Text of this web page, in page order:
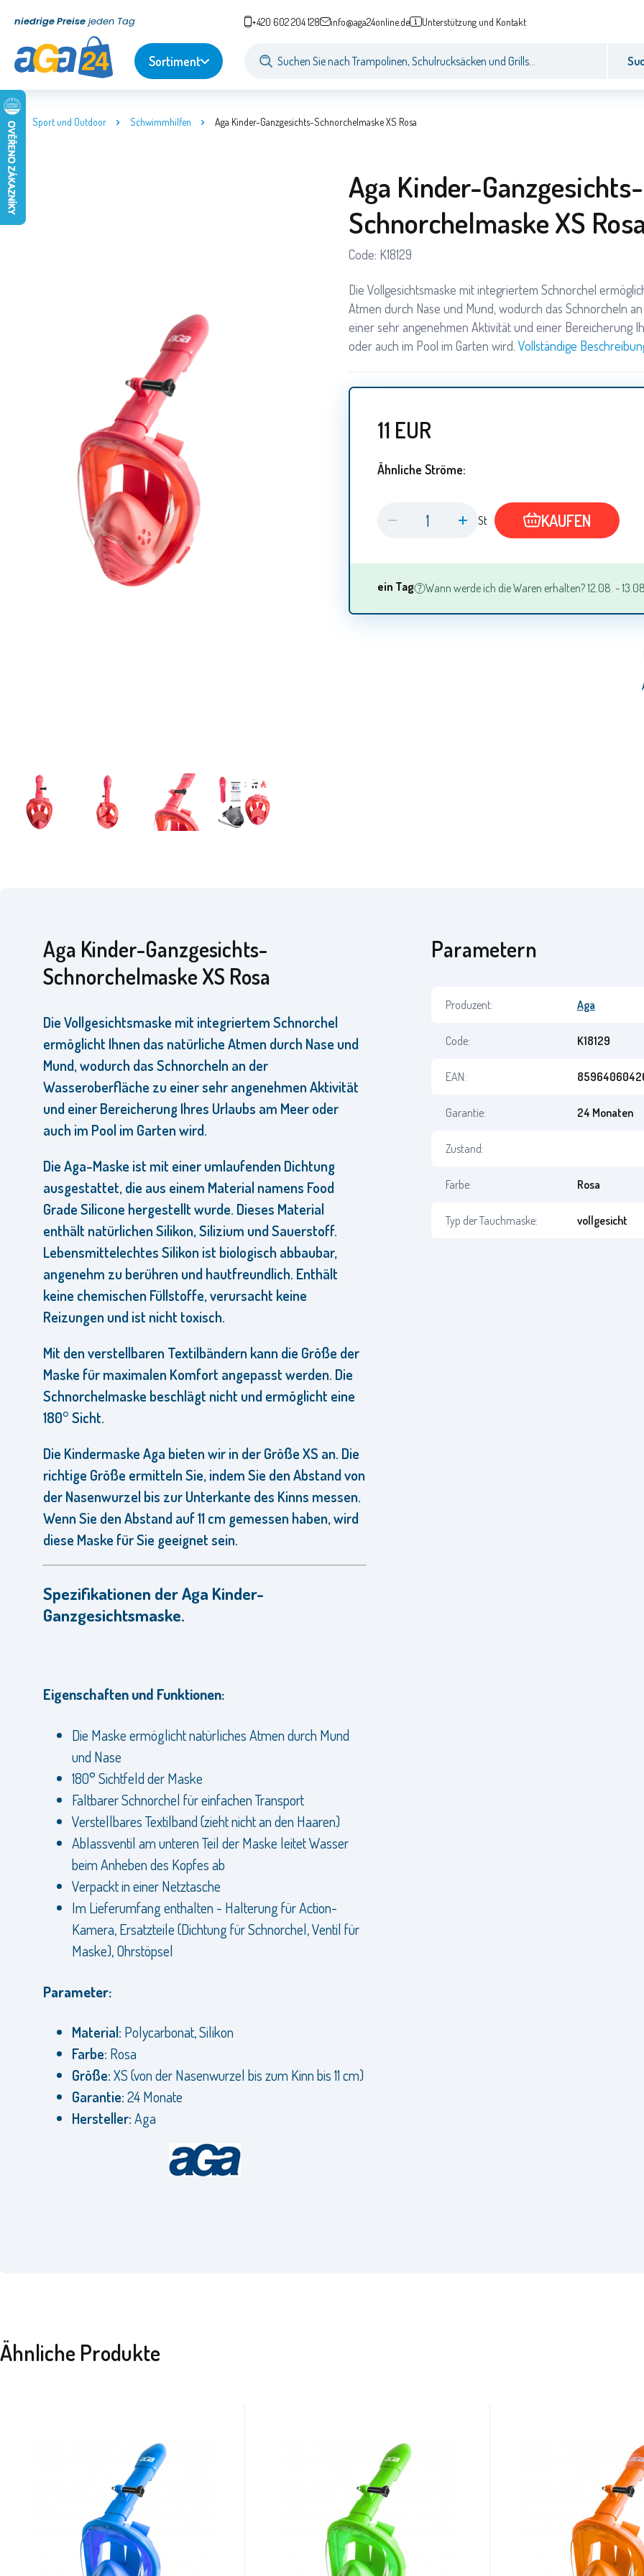
niedrige Preise jeden Tag +420 602 204 128 info@aga24online.de Unterstützung und Kontakt
Sortiment
Sport und Outdoor Schwimmhilfen Aga Kinder-Ganzgesichts-Schnorchelmaske XS Rosa
Aga Kinder-Ganzgesichts-
Schnorchelmaske XS
Code: K18129
Die Vollgesichtsmaske mit integriertem Schnorchel
Atmen durch Nase und Mund, wodurch das Schnorcheln
einer sehr angenehmen Aktivität und einer Bereicherung
oder auch im Pool im Garten wird. Vollständige
11 EUR
Ähnliche Ströme:
St KAUFEN
ein Tag Wann werde ich die Waren erhalten? 12.08. -
Aga Kinder-Ganzgesichts-
Schnorchelmaske XS Rosa
Die Vollgesichtsmaske mit integriertem Schnorchel
ermöglicht Ihnen das natürliche Atmen durch Nase und
Mund, wodurch das Schnorcheln an der
Wasseroberfläche zu einer sehr angenehmen Aktivität
und einer Bereicherung Ihres Urlaubs am Meer oder
auch im Pool im Garten wird.
Die Aga-Maske ist mit einer umlaufenden Dichtung
ausgestattet, die aus einem Material namens Food
Grade Silicone hergestellt wurde. Dieses Material
enthält natürlichen Silikon, Silizium und Sauerstoff.
Lebensmittelechtes Silikon ist biologisch abbaubar,
angenehm zu berühren und hautfreundlich. Enthält
keine chemischen Füllstoffe, verursacht keine
Reizungen und ist nicht toxisch.
Mit den verstellbaren Textilbändern kann die Größe der
Maske für maximalen Komfort angepasst werden. Die
Schnorchelmaske beschlägt nicht und ermöglicht eine
180° Sicht.
Die Kindermaske Aga bieten wir in der Größe XS an. Die
richtige Größe ermitteln Sie, indem Sie den Abstand von
der Nasenwurzel bis zur Unterkante des Kinns messen.
Wenn Sie den Abstand auf 11 cm gemessen haben, wird
diese Maske für Sie geeignet sein.
Spezifikationen der Aga Kinder-
Ganzgesichtsmaske.
Eigenschaften und Funktionen:
Die Maske ermöglicht natürliches Atmen durch Mund
und Nase
180° Sichtfeld der Maske
Faltbarer Schnorchel für einfachen Transport
Verstellbares Textilband (zieht nicht an den Haaren)
Ablassventil am unteren Teil der Maske leitet Wasser
beim Anheben des Kopfes ab
Verpackt in einer Netztasche
Im Lieferumfang enthalten - Halterung für Action-
Kamera, Ersatzteile (Dichtung für Schnorchel, Ventil für
Maske), Ohrstöpsel
Parameter:
Material: Polycarbonat, Silikon
Farbe: Rosa
Größe:XS (von der Nasenwurzel bis zum Kinn bis 11 cm)
Garantie:24 Monate
Hersteller:Aga
Parametern
Produzent: Aga
Code: K18129
EAN:
Garantie: 24 Monaten
Zustand:
Farbe: Rosa
Typ der Tauchmaske: vollgesicht
Ähnliche Produkte